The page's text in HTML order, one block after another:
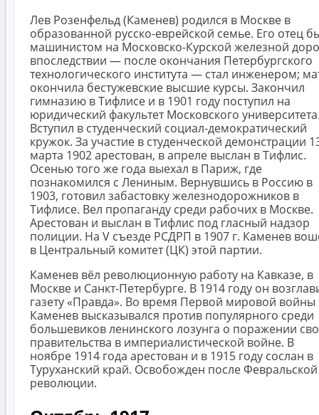
Лев Розенфельд (Каменев) родился в Москве в
образованной русско-еврейской семье. Его отец
машинистом на Московско-Курской железной
впоследствии — после окончания Петербургского
технологического института — стал инженером;
окончила бестужевские высшие курсы. Закончил
гимназию в Тифлисе и в 1901 году поступил на
юридический факультет Московского
Вступил в студенческий социал-демократический
кружок. За участие в студенческой демонстрации
марта 1902 арестован, в апреле выслан в Тифлис.
Осенью того же года выехал в Париж, где
познакомился с Лениным. Вернувшись в Россию в
1903, готовил забастовку железнодорожников в
Тифлисе. Вел пропаганду среди рабочих в Москве.
Арестован и выслан в Тифлис под гласный надзор
полиции. На V съезде РСДРП в 1907 г. Каменев
в Центральный комитет (ЦК) этой партии.
Каменев вёл революционную работу на Кавказе, в
Москве и Санкт-Петербурге. В 1914 году он
газету «Правда». Во время Первой мировой войны
Каменев высказывался против популярного среди
большевиков ленинского лозунга о поражении
правительства в империалистической войне. В
ноябре 1914 года арестован и в 1915 году сослан в
Туруханский край. Освобожден после Февральской
революции.